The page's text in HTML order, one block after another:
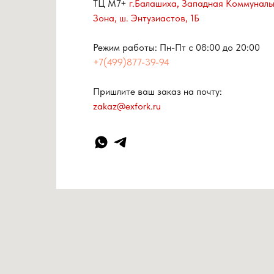
ТЦ М7+ г.Балашиха, Западная
Зона, ш. Энтузиастов, 1Б
Режим работы: Пн-Пт с 08:00 до 20:00
+7(499)877-39-94
Пришлите ваш заказ на почту:
zakaz@exfork.ru